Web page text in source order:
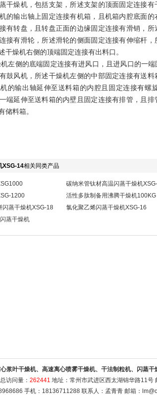
干燥机，包括支架，所述支架的顶面固定连接
的输出轴上固定连接有机箱，且机箱内腔底面
有转盘，且转盘正面的边缘固定连接有滑销，
接有滑轮，所述滑轮的侧面固定连接有伸缩杆
干燥机右侧的顶端固定连接有出料口。
左侧的底端固定连接有进风口，且进风口的一
鼓风机，所述干燥机左侧的中部固定连接有送
的输出轴延伸至送料箱的内腔且固定连接有螺
端延伸至送料箱的内壁且固定连接有排管，且
储料箱。
XSG-14相关同类产品
碳纳米管钛材高温闪蒸干燥机
1200
活性多肽制备用沸腾干燥机100KG
闪蒸干燥机XSG-18
氯化聚乙烯闪蒸干燥机XSG-16
蒸干燥机
浆叶干燥机、高速离心喷雾干燥机、干法制粒机、闪蒸干
访问量： 262441 地址：常州市武进区西太湖锦华路11号
手机：18136711288 联系人：孟青青 邮箱：